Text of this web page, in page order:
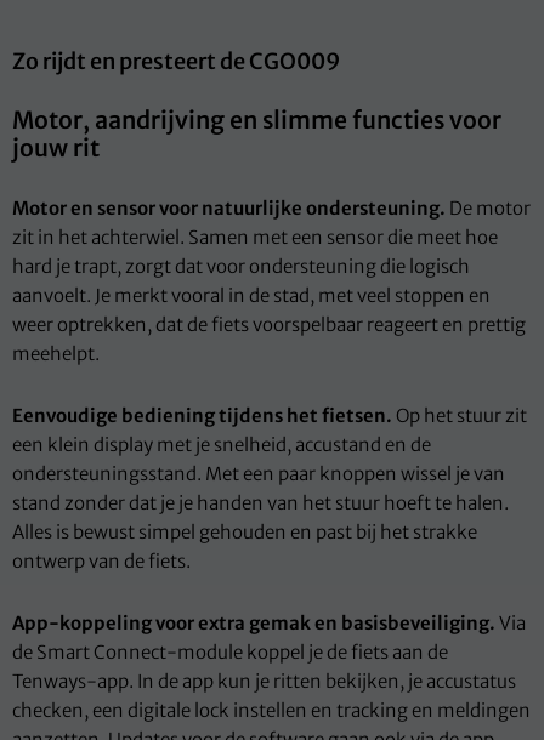
Zo rijdt en presteert de CGO009
Motor, aandrijving en slimme functies voor
jouw rit
Motor en sensor voor natuurlijke ondersteuning. De motor
zit in het achterwiel. Samen met een sensor die meet hoe
hard je trapt, zorgt dat voor ondersteuning die logisch
aanvoelt. Je merkt vooral in de stad, met veel stoppen en
weer optrekken, dat de fiets voorspelbaar reageert en prettig
meehelpt.
Eenvoudige bediening tijdens het fietsen. Op het stuur zit
een klein display met je snelheid, accustand en de
ondersteuningsstand. Met een paar knoppen wissel je van
stand zonder dat je je handen van het stuur hoeft te halen.
Alles is bewust simpel gehouden en past bij het strakke
ontwerp van de fiets.
App-koppeling voor extra gemak en basisbeveiliging. Via
de Smart Connect-module koppel je de fiets aan de
Tenways-app. In de app kun je ritten bekijken, je accustatus
checken, een digitale lock instellen en tracking en meldingen